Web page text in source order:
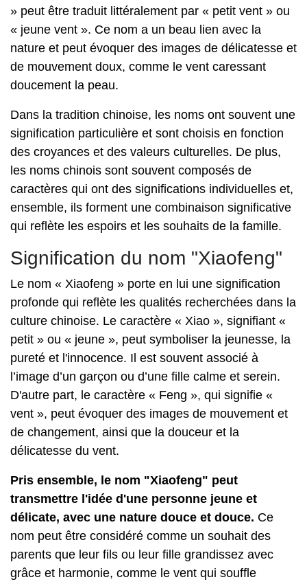
» peut être traduit littéralement par « petit vent » ou
« jeune vent ». Ce nom a un beau lien avec la
nature et peut évoquer des images de délicatesse et
de mouvement doux, comme le vent caressant
doucement la peau.
Dans la tradition chinoise, les noms ont souvent une
signification particulière et sont choisis en fonction
des croyances et des valeurs culturelles. De plus,
les noms chinois sont souvent composés de
caractères qui ont des significations individuelles et,
ensemble, ils forment une combinaison significative
qui reflète les espoirs et les souhaits de la famille.
Signification du nom "Xiaofeng"
Le nom « Xiaofeng » porte en lui une signification
profonde qui reflète les qualités recherchées dans la
culture chinoise. Le caractère « Xiao », signifiant «
petit » ou « jeune », peut symboliser la jeunesse, la
pureté et l'innocence. Il est souvent associé à
l’image d’un garçon ou d’une fille calme et serein.
D'autre part, le caractère « Feng », qui signifie «
vent », peut évoquer des images de mouvement et
de changement, ainsi que la douceur et la
délicatesse du vent.
Pris ensemble, le nom "Xiaofeng" peut
transmettre l'idée d'une personne jeune et
délicate, avec une nature douce et douce. Ce
nom peut être considéré comme un souhait des
parents que leur fils ou leur fille grandissez avec
grâce et harmonie, comme le vent qui souffle